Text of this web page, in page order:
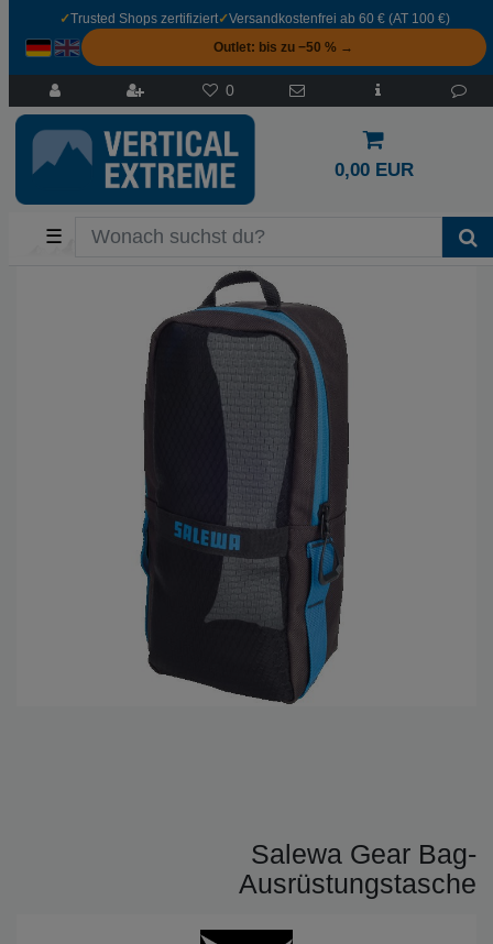
✓Trusted Shops zertifiziert✓Versandkostenfrei ab 60 € (AT 100 €)
Outlet: bis zu −50 % →
0
0,00 EUR
☰
Salewa Gear Bag-
Ausrüstungstasche